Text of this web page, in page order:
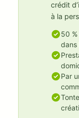
crédit
à la
50
dans
Par